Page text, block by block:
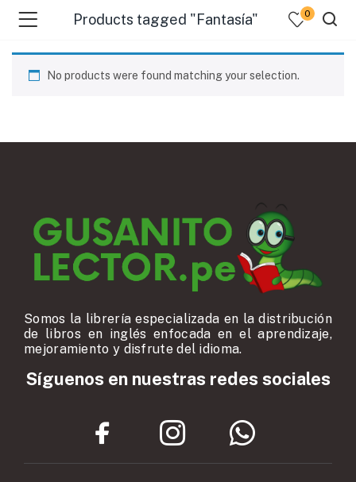
Products tagged "Fantasía" 0
No products were found matching your selection.
Somos la librería especializada en la distribución
de libros en inglés enfocada en el aprendizaje,
mejoramiento y disfrute del idioma.
Síguenos en nuestras redes sociales